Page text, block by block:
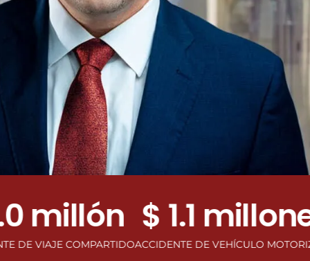
COMPARTIDO
$ 1.1 millones
ACCIDENTE DE VEHÍCULO MOTORIZADO